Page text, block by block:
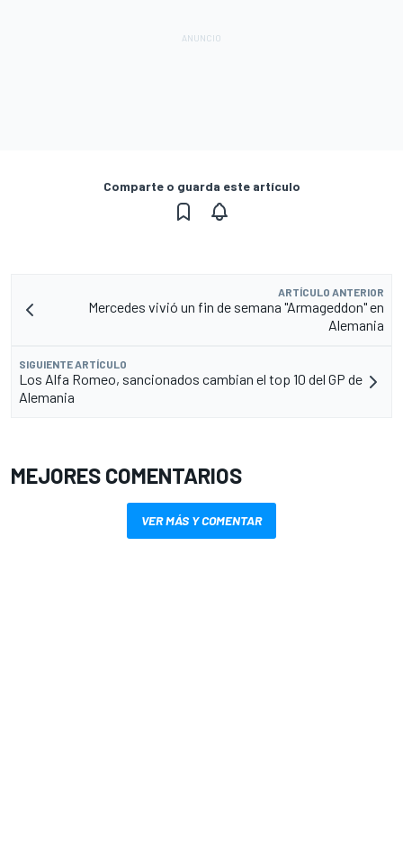
Comparte o guarda este artículo
ARTÍCULO ANTERIOR
Mercedes vivió un fin de semana "Armageddon" en
Alemania
SIGUIENTE ARTÍCULO
Los Alfa Romeo, sancionados cambian el top 10 del GP de
Alemania
MEJORES COMENTARIOS
VER MÁS Y COMENTAR